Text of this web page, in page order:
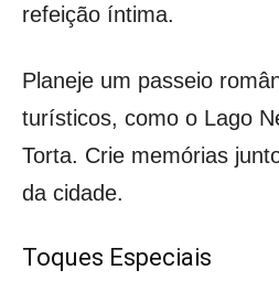
refeição íntima.
Planeje um passeio
turísticos, como o Lago
Torta. Crie memórias
da cidade.
Toques Especiais